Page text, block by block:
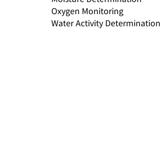
Oxygen Monitoring
Water Activity Determination